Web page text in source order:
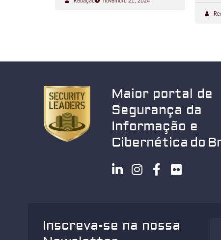
Maior portal de
Segurança da
Informação e
Cibernética do
Inscreva-se na nossa